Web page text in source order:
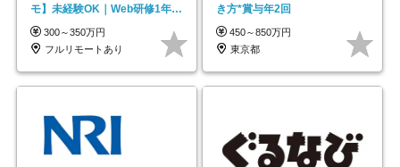
モ】未経験OK｜Web研修1年間
｜副業OK
300～350万円
フルリモートあり
き方*賞与年2回
450～850万円
東京都